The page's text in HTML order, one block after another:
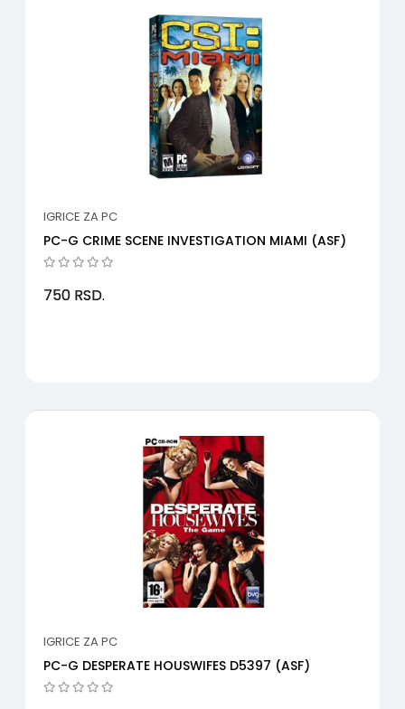
IGRICE ZA PC
PC-G CRIME SCENE INVESTIGATION MIAMI (ASF)
750 RSD.
IGRICE ZA PC
PC-G DESPERATE HOUSWIFES D5397 (ASF)